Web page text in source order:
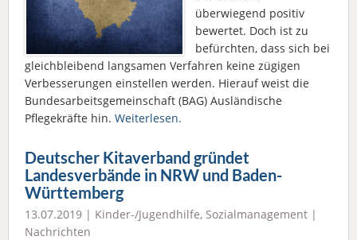
überwiegend positiv
bewertet. Doch ist zu
befürchten, dass sich bei
gleichbleibend langsamen Verfahren keine zügigen
Verbesserungen einstellen werden. Hierauf weist die
Bundesarbeitsgemeinschaft (BAG) Ausländische
Pflegekräfte hin. Weiterlesen.
Deutscher Kitaverband gründet
Landesverbände in NRW und Baden-
Württemberg
13.07.2019 | Kinder-/Jugendhilfe, Sozialmanagement |
Nachrichten